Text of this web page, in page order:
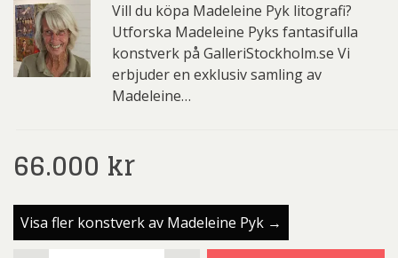
Vill du köpa Madeleine Pyk litografi?
Utforska Madeleine Pyks fantasifulla
konstverk på GalleriStockholm.se Vi
erbjuder en exklusiv samling av
Madeleine…
66.000 kr
Visa fler konstverk av Madeleine Pyk →